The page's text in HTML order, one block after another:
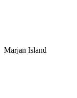
Marjan Island